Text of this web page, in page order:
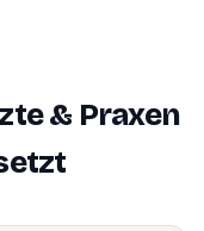
& Praxen